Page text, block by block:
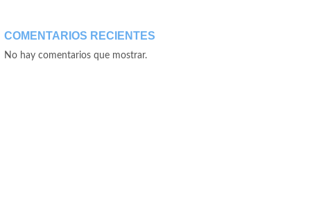
COMENTARIOS RECIENTES
No hay comentarios que mostrar.